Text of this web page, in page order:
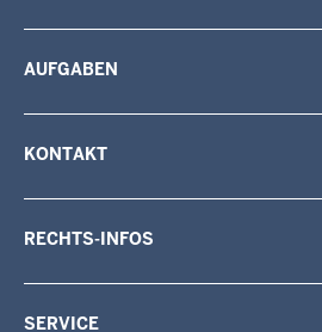
AUFGABEN
KONTAKT
RECHTS-INFOS
SERVICE